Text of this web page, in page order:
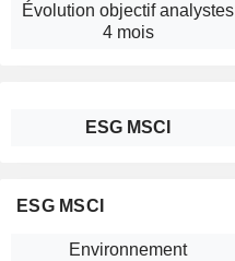
Évolution objectif analystes
4 mois
ESG MSCI
ESG MSCI
Environnement